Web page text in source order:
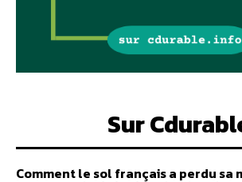
Sur
Comment le sol français a perdu sa